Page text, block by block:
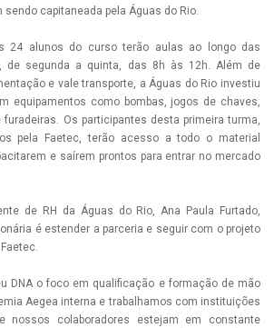
sendo capitaneada pela Águas do Rio.
24 alunos do curso terão aulas ao longo das
de segunda a quinta, das 8h às 12h. Além de
e vale transporte, a Águas do Rio investiu
equipamentos como bombas, jogos de chaves,
Os participantes desta primeira turma,
pela Faetec, terão acesso a todo o material
e saírem prontos para entrar no mercado
de RH da Águas do Rio, Ana Paula Furtado,
é estender a parceria e seguir com o projeto
DNA o foco em qualificação e formação de mão
Aegea interna e trabalhamos com instituições
nossos colaboradores estejam em constante